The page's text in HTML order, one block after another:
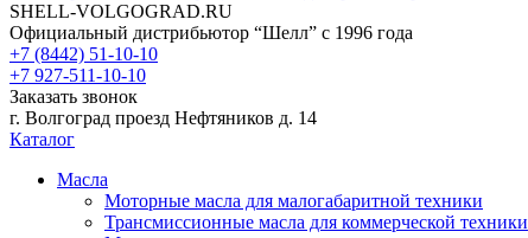
SHELL-VOLGOGRAD.RU
Официальный дистрибьютор “Шелл” с 1996 года
+7 (8442) 51-10-10
+7 927-511-10-10
Заказать звонок
г. Волгоград проезд Нефтяников д. 14
Каталог
Масла
Моторные масла для малогабаритной техники
Трансмиссионные масла для коммерческой техники